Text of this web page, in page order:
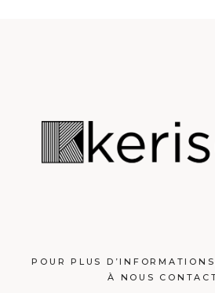
POUR PLUS
À NOUS